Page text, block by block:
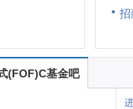
招
(FOF)C基金吧